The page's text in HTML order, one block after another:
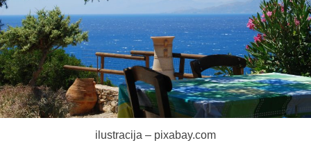
ilustracija – pixabay.com